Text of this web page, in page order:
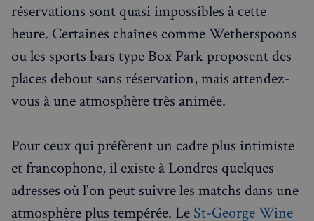
réservations sont quasi impossibles à cette
heure. Certaines chaînes comme Wetherspoons
ou les sports bars type Box Park proposent des
places debout sans réservation, mais attendez-
vous à une atmosphère très animée.
Pour ceux qui préfèrent un cadre plus intimiste
et francophone, il existe à Londres quelques
adresses où l'on peut suivre les matchs dans une
atmosphère plus tempérée. Le St-George Wine